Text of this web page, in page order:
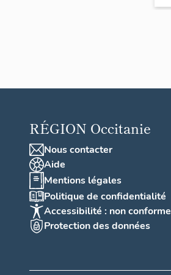
RÉGION Occitanie
Nous contacter
Aide
Mentions légales
Politique de confidentialité
Accessibilité : non conforme
Protection des données